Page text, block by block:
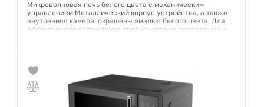
Микроволновая печь белого цвета с механическим
управлением.Металлический корпус устройства, а также
внутренняя камера, окрашены эмалью белого цвета. Для
эффективного охлаждения предусмотрена перфорация и
равен 20 л.
Гарантия: